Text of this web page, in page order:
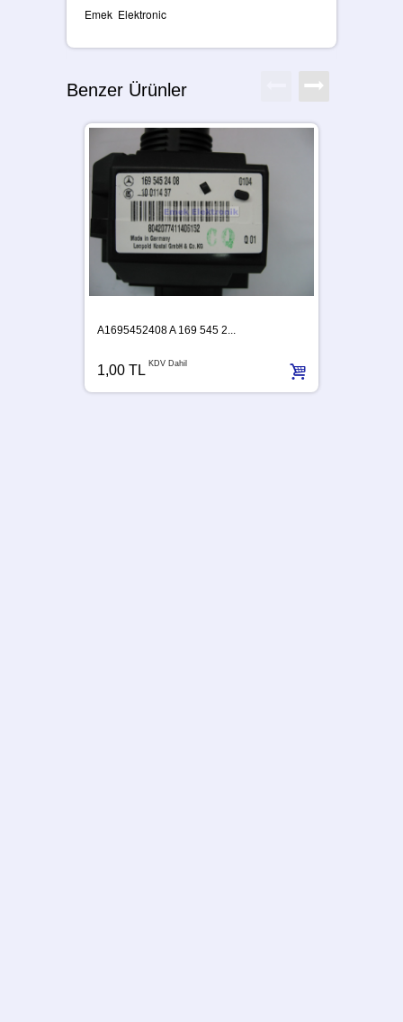
Emek Elektronic
Benzer Ürünler
A1695452408 A 169 545 2...
1,00 TL KDV Dahil